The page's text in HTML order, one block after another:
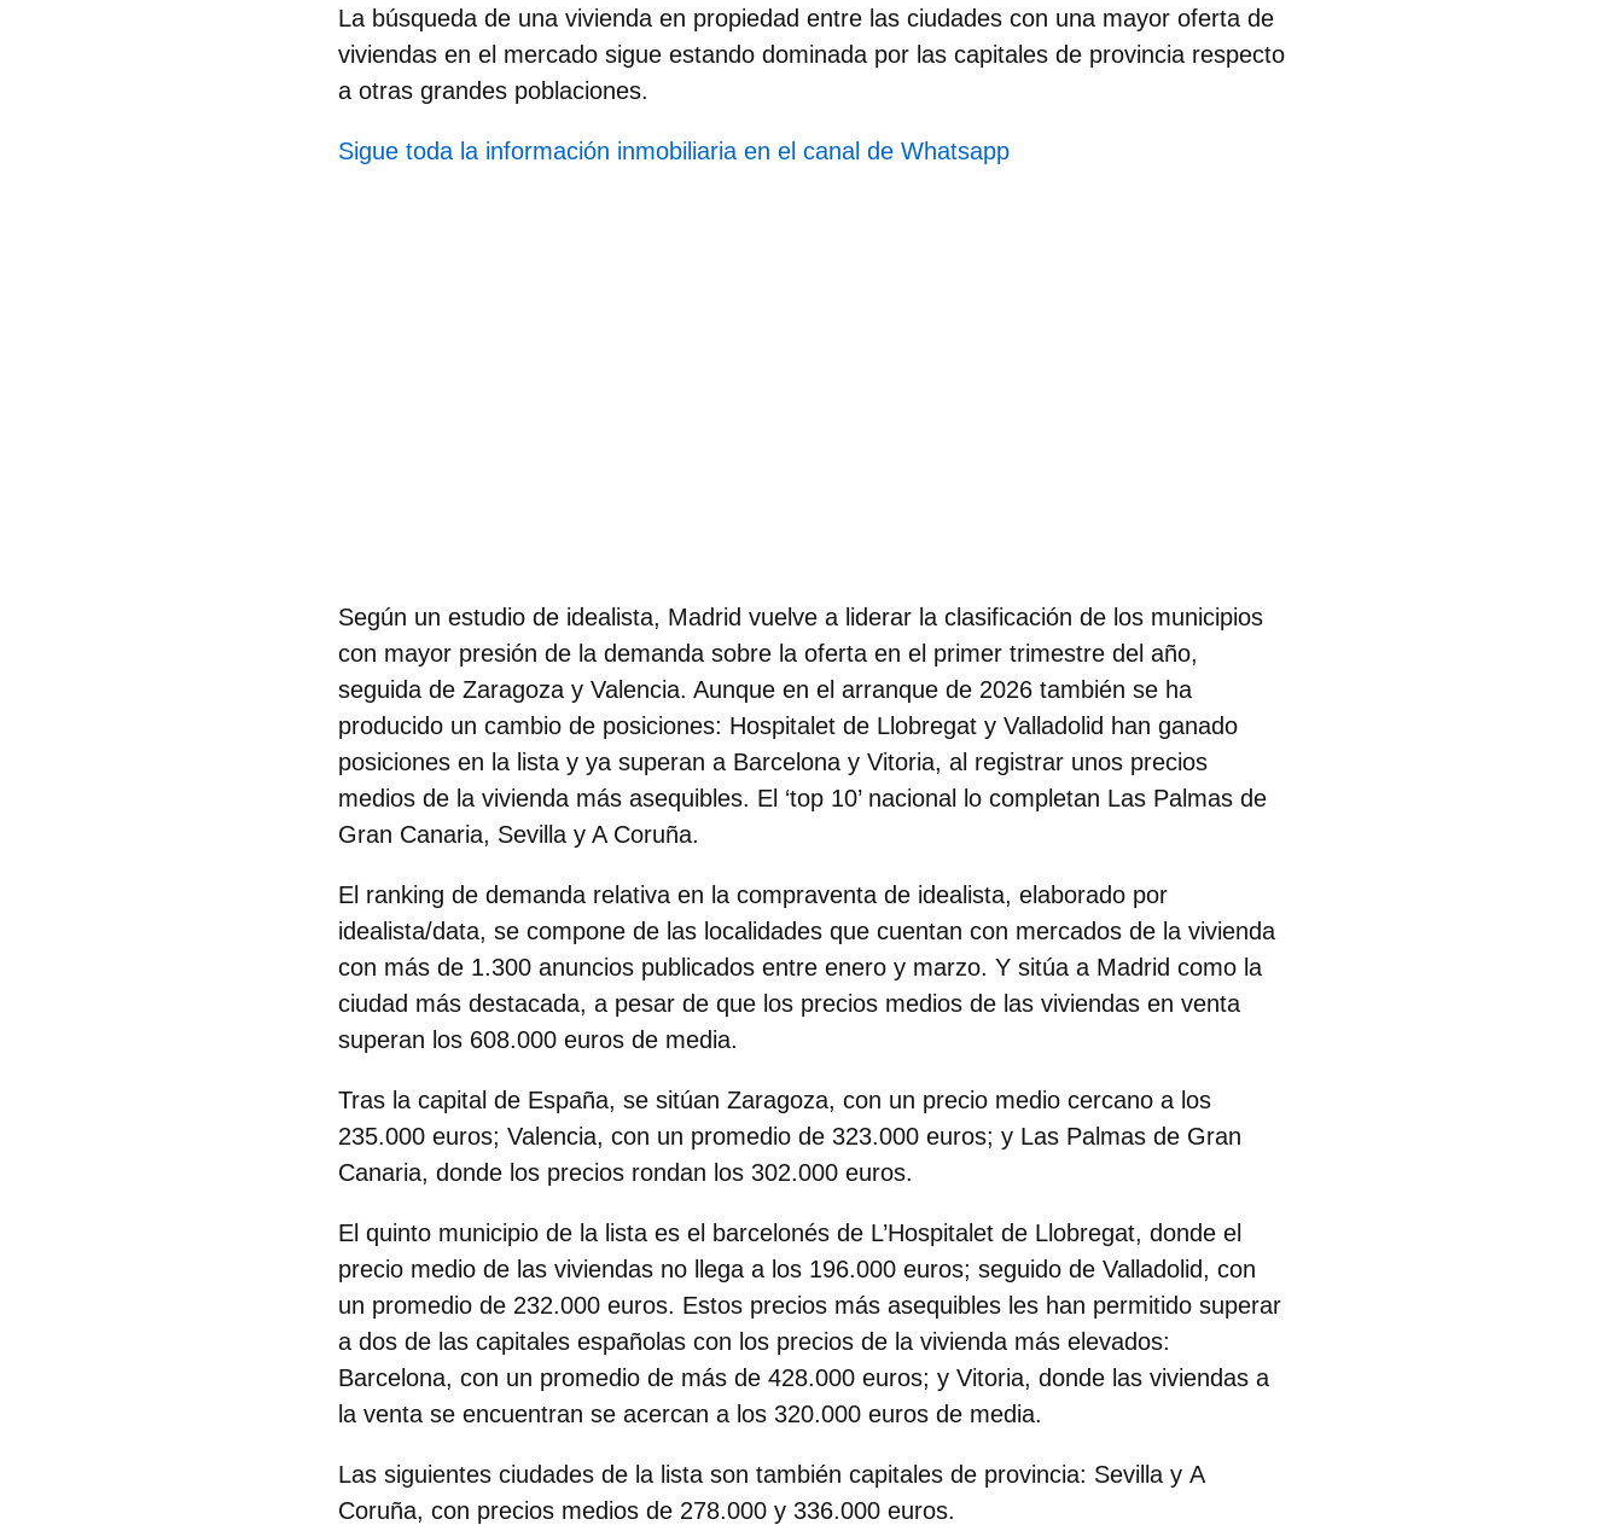
La búsqueda de una vivienda en propiedad entre las ciudades con una mayor oferta de
viviendas en el mercado sigue estando dominada por las capitales de provincia respecto
a otras grandes poblaciones.
Sigue toda la información inmobiliaria en el canal de Whatsapp
Según un estudio de idealista, Madrid vuelve a liderar la clasificación de los municipios
con mayor presión de la demanda sobre la oferta en el primer trimestre del año,
seguida de Zaragoza y Valencia. Aunque en el arranque de 2026 también se ha
producido un cambio de posiciones: Hospitalet de Llobregat y Valladolid han ganado
posiciones en la lista y ya superan a Barcelona y Vitoria, al registrar unos precios
medios de la vivienda más asequibles. El ‘top 10’ nacional lo completan Las Palmas de
Gran Canaria, Sevilla y A Coruña.
El ranking de demanda relativa en la compraventa de idealista, elaborado por
idealista/data, se compone de las localidades que cuentan con mercados de la vivienda
con más de 1.300 anuncios publicados entre enero y marzo. Y sitúa a Madrid como la
ciudad más destacada, a pesar de que los precios medios de las viviendas en venta
superan los 608.000 euros de media.
Tras la capital de España, se sitúan Zaragoza, con un precio medio cercano a los
235.000 euros; Valencia, con un promedio de 323.000 euros; y Las Palmas de Gran
Canaria, donde los precios rondan los 302.000 euros.
El quinto municipio de la lista es el barcelonés de L’Hospitalet de Llobregat, donde el
precio medio de las viviendas no llega a los 196.000 euros; seguido de Valladolid, con
un promedio de 232.000 euros. Estos precios más asequibles les han permitido superar
a dos de las capitales españolas con los precios de la vivienda más elevados:
Barcelona, con un promedio de más de 428.000 euros; y Vitoria, donde las viviendas a
la venta se encuentran se acercan a los 320.000 euros de media.
Las siguientes ciudades de la lista son también capitales de provincia: Sevilla y A
Coruña, con precios medios de 278.000 y 336.000 euros.